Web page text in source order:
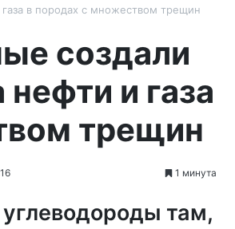
в породах с множеством трещин
создали
и газа
трещин
1 минута
там,